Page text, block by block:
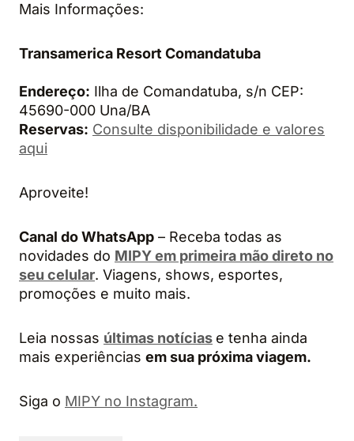
Mais Informações:
Transamerica Resort Comandatuba
Endereço: Ilha de Comandatuba, s/n CEP:
45690-000 Una/BA
Reservas: Consulte disponibilidade e valores
aqui
Aproveite!
Canal do WhatsApp – Receba todas as
novidades do MIPY em primeira mão direto no
seu celular. Viagens, shows, esportes,
promoções e muito mais.
Leia nossas últimas notícias e tenha ainda
mais experiências em sua próxima viagem.
Siga o MIPY no Instagram.